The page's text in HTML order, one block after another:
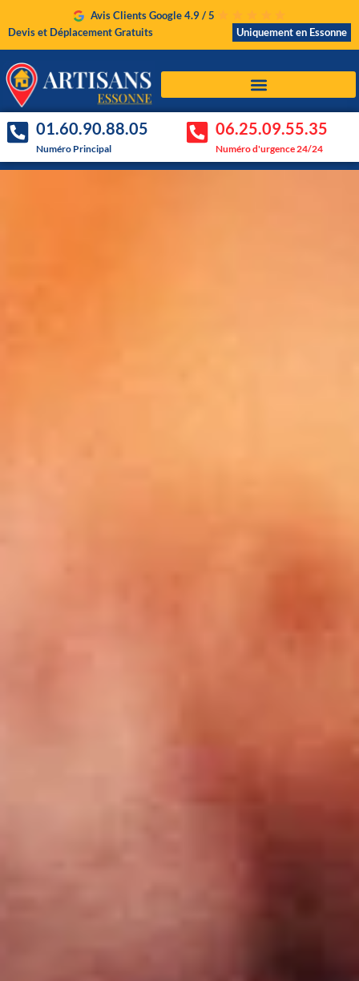
Avis Clients Google 4.9 / 5
Devis et Déplacement Gratuits
Uniquement en Essonne
01.60.90.88.05
Numéro Principal
06.25.09.55.35
Numéro d'urgence 24/24